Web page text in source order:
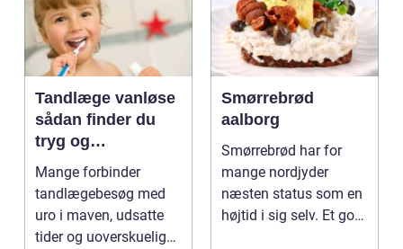
Tandlæge vanløse
sådan finder du
tryg og
professionel
tandpleje
Mange forbinder
tandlægebesøg med
uro i maven, udsatte
tider og uoverskuelige
Smørrebrød
aalborg
Smørrebrød har for
mange nordjyder
næsten status som en
højtid i sig selv. Et godt